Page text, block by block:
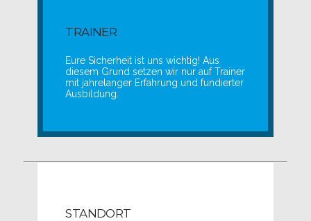
TRAINER
Eure Sicherheit ist uns wichtig! Aus
diesem Grund setzen wir nur auf Trainer
mit jahrelanger Erfahrung und fundierter
Ausbildung.
STANDORT